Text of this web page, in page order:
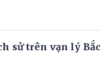
sử trên vạn lý Bắc